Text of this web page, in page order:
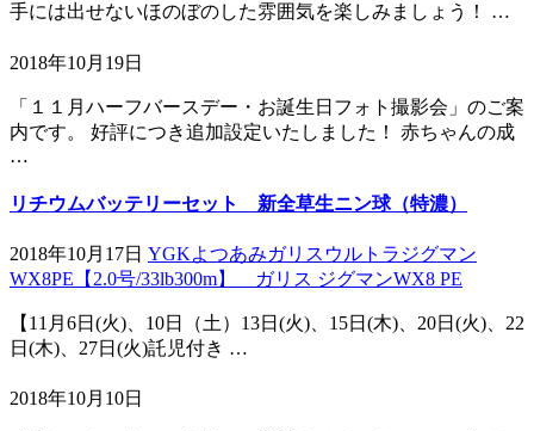
手には出せないほのぼのした雰囲気を楽しみましょう！ …
2018年10月19日
「１１月ハーフバースデー・お誕生日フォト撮影会」のご案
内です。 好評につき追加設定いたしました！ 赤ちゃんの成
…
リチウムバッテリーセット 新全草生ニン球（特濃）
2018年10月17日 YGKよつあみガリスウルトラジグマン
WX8PE【2.0号/33lb300m】 ガリス ジグマンWX8 PE
【11月6日(火)、10日（土）13日(火)、15日(木)、20日(火)、22
日(木)、27日(火)託児付き …
2018年10月10日